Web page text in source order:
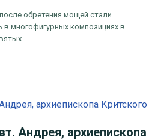
обретения мощей стали
многофигурных композициях в
Андрея, архиепископа